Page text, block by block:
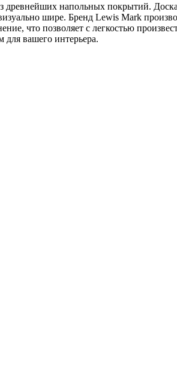
древнейших напольных покрытий.
шире. Бренд Lewis Mark
что позволяет с легкостью
для вашего интерьера.